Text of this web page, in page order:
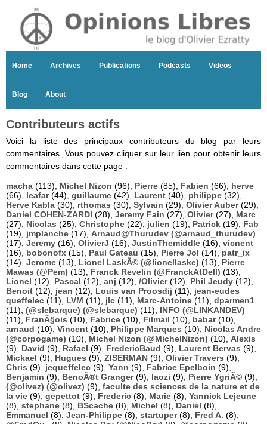
Home Archives Publications Podcasts Videos
Blog About
Contributeurs actifs
Voici la liste des principaux contributeurs du blog par leurs
commentaires. Vous pouvez cliquer sur leur lien pour obtenir leurs
commentaires dans cette page :
macha (113), Michel Nizon (96), Pierre (85), Fabien (66), herve
(66), leafar(44), guillaume (42), Laurent (40), philippe (32),
Herve Kabla (30), rthomas (30), Sylvain (29), Olivier Auber(29),
Daniel COHEN-ZARDI (28), Jeremy Fain (27), Olivier(27), Marc
(27), Nicolas (25), Christophe (22), julien (19), Patrick (19), Fab
(19), jmplanche (17), Arnaud@Thurudev (@arnaud_thurudev)
(17), Jeremy (16), OlivierJ (16), JustinThemiddle (16), vicnent
(16), bobonofx (15), Paul Gateau (15), Pierre Jol (14), patr_ix
(14), Jerome (13), Lionel LaskÃ© (@lionellaske) (13), Pierre
Mawas (@Pem) (13), Franck Revelin (@FranckAtDell) (13),
Lionel (12), Pascal (12), anj (12), /Olivier(12), Phil Jeudy (12),
Benoit (12), jean (12), Louis van Proosdij (11), jean-eudes
queffelec (11), LVM (11), jlc (11), Marc-Antoine (11), dparmen1
(11), (@slebarque) (@slebarque) (11), INFO (@LINKANDEV)
(11), FranÃ§ois (10), Fabrice (10), Filmail (10), babar(10),
arnaud (10), Vincent (10), Philippe Marques (10), Nicolas Andre
(@corpogame) (10), Michel Nizon (@MichelNizon) (10), Alexis
(9), David (9), Rafael (9), FredericBaud (9), Laurent Bervas (9),
Mickael (9), Hugues (9), ZISERMAN (9), Olivier Travers (9),
Chris (9), jequeffelec (9), Yann (9), Fabrice Epelboin (9),
Benjamin (9), BenoÃ®t Granger(9), laozi (9), Pierre YgriÃ© (9),
(@olivez) (@olivez) (9), faculte des sciences de la nature et de
la vie (9), gepettot (9), Frederic (8), Marie (8), Yannick Lejeune
(8), stephane (8), BScache (8), Michel (8), Daniel (8),
Emmanuel (8), Jean-Philippe (8), startuper(8), Fred A. (8),